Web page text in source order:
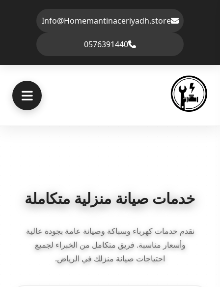
Info@Homemantinaceriyadh.store
0576391440
خدمات صيانة منزلية متكاملة
نقدم خدمات كهرباء وسباكة وصيانة عامة بجودة عالية
وأسعار مناسبة. فريق متكامل من الخبراء لجميع
احتياجات صيانة منزلك في الرياض.